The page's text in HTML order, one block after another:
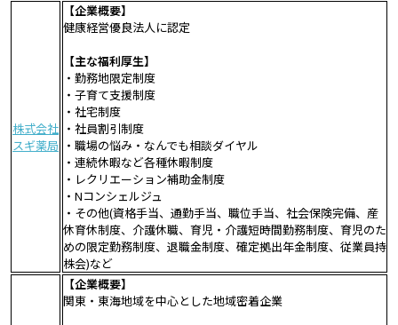
株式会社
スギ薬局
【企業概要】
健康経営優良法人に認定
【主な福利厚生】
・勤務地限定制度
・子育て支援制度
・社宅制度
・社員割引制度
・職場の悩み・なんでも相談ダイヤル
・連続休暇など各種休暇制度
・レクリエーション補助金制度
・Nコンシェルジュ
・その他(資格手当、通勤手当、職位手当、社会保険完備、産
休育休制度、介護休職、育児・介護短時間勤務制度、育児のた
めの限定勤務制度、退職金制度、確定拠出年金制度、従業員持
株会)など
【企業概要】
関東・東海地域を中心とした地域密着企業